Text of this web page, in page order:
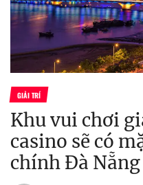
GIẢI TRÍ
Khu vui chơi
casino sẽ có
chính Đà Nẵng